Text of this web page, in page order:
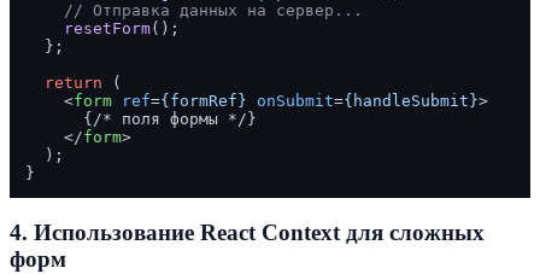
// Отправка данных на сервер...
resetForm();
  };
return (
<form ref={formRef} onSubmit={handleSubmit}>
      {/* поля формы */}
</form>
  );
4. Использование React Context для сложных
форм